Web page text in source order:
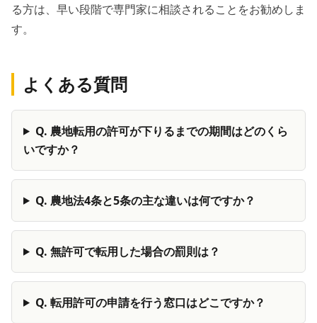
る方は、早い段階で専門家に相談されることをお勧めしま
す。
よくある質問
Q. 農地転用の許可が下りるまでの期間はどのくら
いですか？
Q. 農地法4条と5条の主な違いは何ですか？
Q. 無許可で転用した場合の罰則は？
Q. 転用許可の申請を行う窓口はどこですか？